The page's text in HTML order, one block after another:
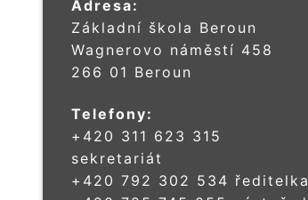
Adresa:
Základní škola Beroun
Wagnerovo náměstí 458
266 01 Beroun
Telefony:
+420 311 623 315
sekretariát
+420 792 302 534 ředitelka